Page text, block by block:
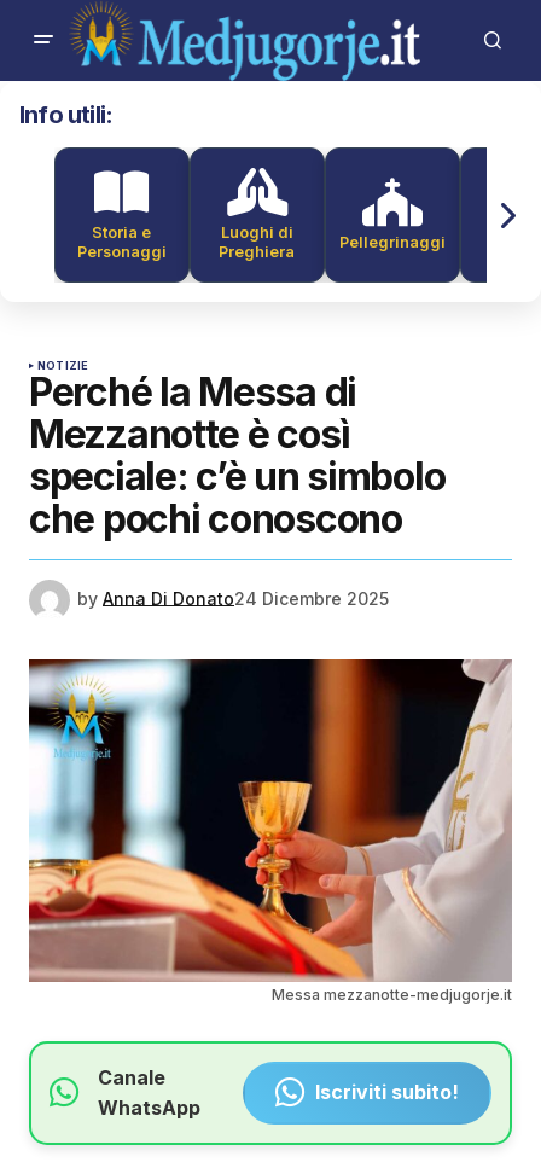
Info utili:
Storia e
Personaggi
Luoghi di
Preghiera
Pellegrinaggi
NOTIZIE
Perché la Messa di
Mezzanotte è così
speciale: c’è un simbolo
che pochi conoscono
by Anna Di Donato24 Dicembre 2025
Messa mezzanotte-medjugorje.it
Canale
WhatsApp
Iscriviti subito!